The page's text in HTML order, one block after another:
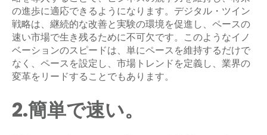
の進歩に適応できるようになります。デジタル・ツイン
戦略は、継続的な改善と実験の環境を促進し、ペースの
速い市場で生き残るために不可欠です。このようなイノ
ベーションのスピードは、単にペースを維持するだけで
なく、ペースを設定し、市場トレンドを定義し、業界の
変革をリードすることでもあります。
2.簡単で速い。